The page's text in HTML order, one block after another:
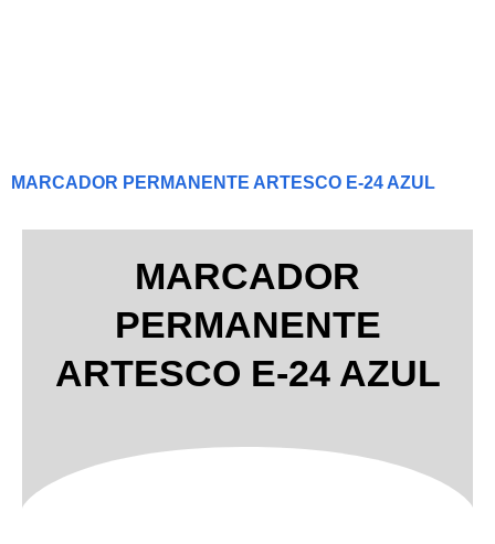
MARCADOR PERMANENTE ARTESCO E-24 AZUL
MARCADOR
PERMANENTE
ARTESCO E-24 AZUL